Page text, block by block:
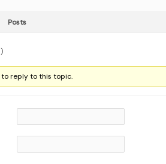
Posts
to reply to this topic.